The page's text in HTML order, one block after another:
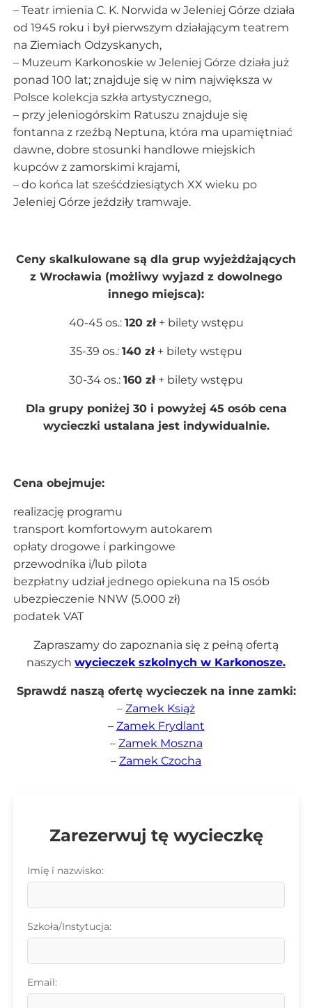
– Teatr imienia C. K. Norwida w Jeleniej Górze działa
od 1945 roku i był pierwszym działającym teatrem
na Ziemiach Odzyskanych,
– Muzeum Karkonoskie w Jeleniej Górze działa już
ponad 100 lat; znajduje się w nim największa w
Polsce kolekcja szkła artystycznego,
– przy jeleniogórskim Ratuszu znajduje się
fontanna z rzeźbą Neptuna, która ma upamiętniać
dawne, dobre stosunki handlowe miejskich
kupców z zamorskimi krajami,
– do końca lat sześćdziesiątych XX wieku po
Jeleniej Górze jeździły tramwaje.
Ceny skalkulowane są dla grup wyjeżdżających
z Wrocławia (możliwy wyjazd z dowolnego
innego miejsca):
40-45 os.: 120 zł+ bilety wstępu
35-39 os.: 140 zł+ bilety wstępu
30-34 os.: 160 zł+ bilety wstępu
Dla grupy poniżej 30 i powyżej 45 osób cena
wycieczki ustalana jest indywidualnie.
Cena obejmuje:
realizację programu
transport komfortowym autokarem
opłaty drogowe i parkingowe
przewodnika i/lub pilota
bezpłatny udział jednego opiekuna na 15 osób
ubezpieczenie NNW (5.000 zł)
podatek VAT
Zapraszamy do zapoznania się z pełną ofertą
naszych wycieczek szkolnych w Karkonosze.
Sprawdź naszą ofertę wycieczek na inne zamki:
– Zamek Książ
– Zamek Frydlant
– Zamek Moszna
– Zamek Czocha
Zarezerwuj tę wycieczkę
Imię i nazwisko:
Szkoła/Instytucja:
Email: